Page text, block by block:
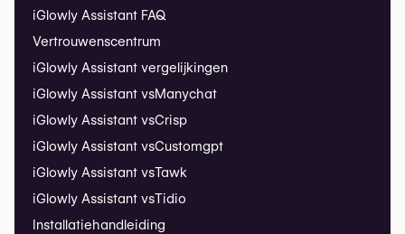
iGlowly Assistant FAQ
Vertrouwenscentrum
iGlowly Assistant vergelijkingen
iGlowly Assistant vsManychat
iGlowly Assistant vsCrisp
iGlowly Assistant vsCustomgpt
iGlowly Assistant vsTawk
iGlowly Assistant vsTidio
Installatiehandleiding